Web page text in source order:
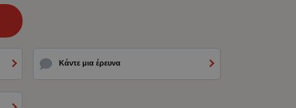
Κάντε μια έρευνα